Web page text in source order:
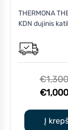
THERMONA
KDN dujinis
€
€
Į